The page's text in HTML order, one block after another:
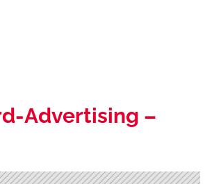
Advertising –